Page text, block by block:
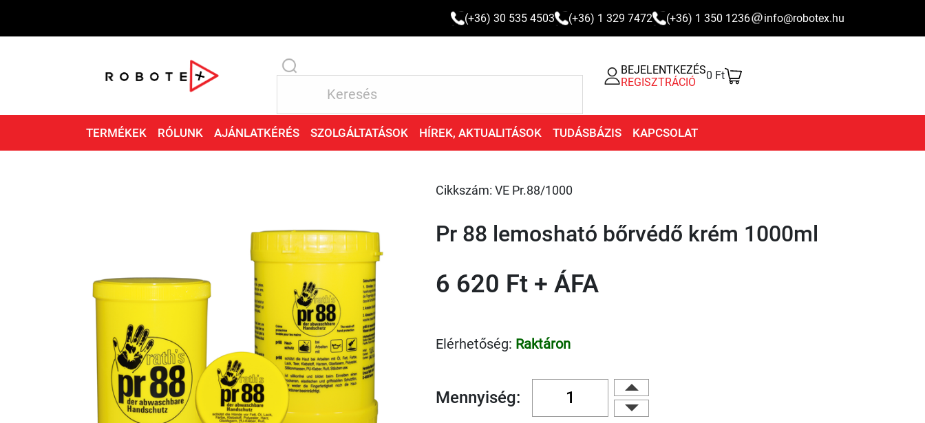
(+36) 30 535 4503 (+36) 1 329 7472 (+36) 1 350 1236 info@robotex.hu
BEJELENTKEZÉS
REGISZTRÁCIÓ
0 Ft
TERMÉKEK RÓLUNK AJÁNLATKÉRÉS SZOLGÁLTATÁSOK HÍREK, AKTUALITÁSOK TUDÁSBÁZIS KAPCSOLAT
Cikkszám: VE Pr.88/1000
Pr 88 lemosható bőrvédő krém 1000ml
6 620 Ft + ÁFA
Elérhetőség: Raktáron
Mennyiség: